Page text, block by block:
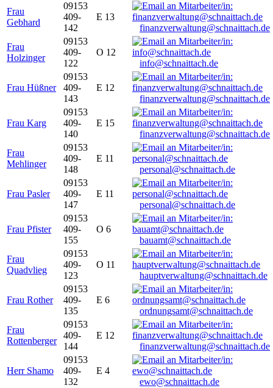
Frau
Gebhard
09153
409-
142
E 13
finanzverwaltung@schnaittach.de
Frau
Holzinger
09153
409-
122
O 12
info@schnaittach.de
Frau Hüßner
09153
409-
143
E 12
finanzverwaltung@schnaittach.de
Frau Karg
09153
409-
140
E 15
finanzverwaltung@schnaittach.de
Frau
Mehlinger
09153
409-
148
E 11
personal@schnaittach.de
Frau Pasler
09153
409-
147
E 11
personal@schnaittach.de
Frau Pfister
09153
409-
155
O 6
bauamt@schnaittach.de
Frau
Quadvlieg
09153
409-
123
O 11
hauptverwaltung@schnaittach.de
Frau Rother
09153
409-
135
E 6
ordnungsamt@schnaittach.de
Frau
Rottenberger
09153
409-
144
E 12
finanzverwaltung@schnaittach.de
Herr Shamo
09153
409-
132
E 4
ewo@schnaittach.de